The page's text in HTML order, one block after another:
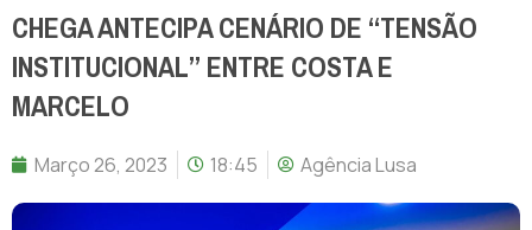
CHEGA ANTECIPA CENÁRIO DE “TENSÃO
INSTITUCIONAL” ENTRE COSTA E
MARCELO
Março 26, 2023 18:45 Agência Lusa